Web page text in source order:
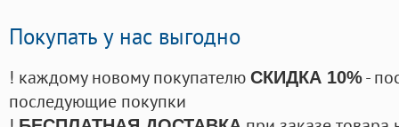
Покупать у нас выгодно
! каждому новому покупателю СКИДКА 10%-
последующие покупки